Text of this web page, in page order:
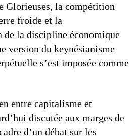
Glorieuses, la compétition
froide et la
de la discipline économique
version du keynésianisme
s’est imposée comme
entre capitalisme et
discutée aux marges de
d’un débat sur les